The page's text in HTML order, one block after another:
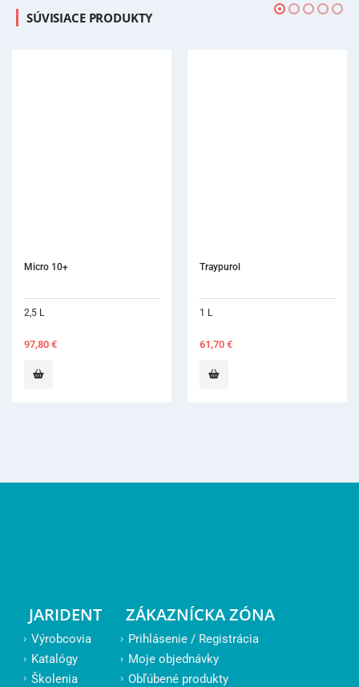
SÚVISIACE PRODUKTY
JARIDENT
Výrobcovia
Katalógy
Školenia
ZÁKAZNÍCKA ZÓNA
Prihlásenie / Registrácia
Moje objednávky
Obľúbené produkty